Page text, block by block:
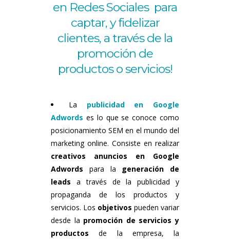
en Redes Sociales para
captar, y fidelizar
clientes, a través de la
promoción de
productos o servicios!
La publicidad en Google
Adwords es lo que se conoce como
posicionamiento SEM en el mundo del
marketing online. Consiste en realizar
creativos anuncios en Google
Adwords para la generación de
leads a través de la publicidad y
propaganda de los productos y
servicios. Los objetivos pueden variar
desde la promoción de servicios y
productos de la empresa, la